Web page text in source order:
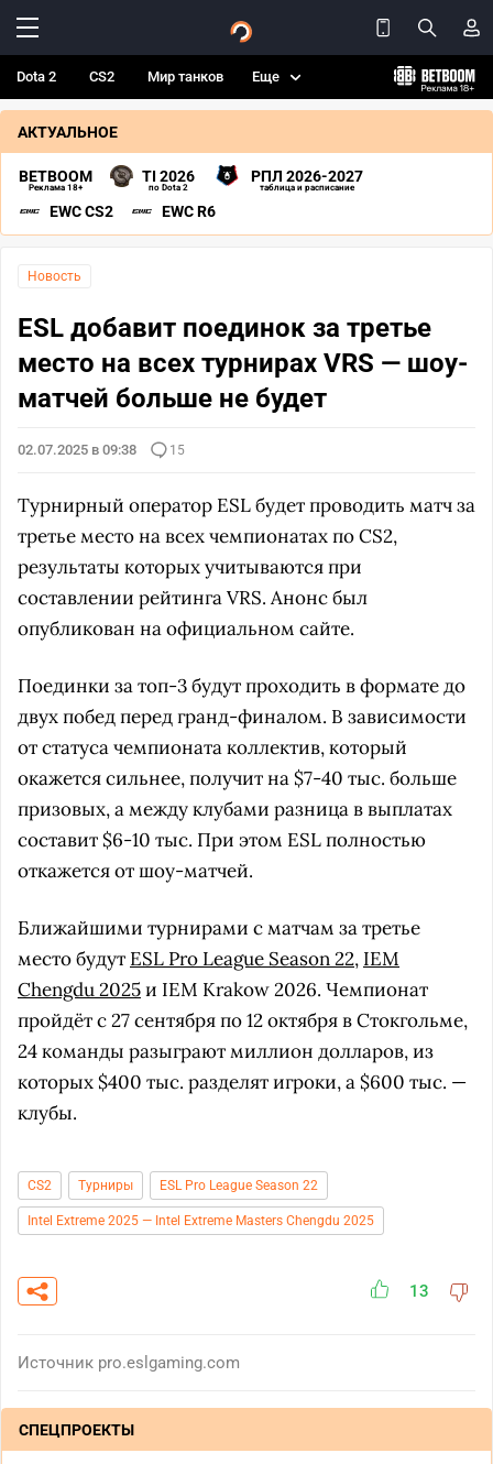
Dota 2 CS2 Мир танков Еще
АКТУАЛЬНОЕ
BETBOOM
Реклама 18+
TI 2026
по Dota 2
РПЛ 2026-2027
таблица и расписание
EWC CS2 EWC R6
Новость
ESL добавит поединок за третье
место на всех турнирах VRS — шоу-
матчей больше не будет
02.07.2025 в 09:38 15
Турнирный оператор ESL будет проводить матч за
третье место на всех чемпионатах по CS2,
результаты которых учитываются при
составлении рейтинга VRS. Анонс был
опубликован на официальном сайте.
Поединки за топ-3 будут проходить в формате до
двух побед перед гранд-финалом. В зависимости
от статуса чемпионата коллектив, который
окажется сильнее, получит на $7-40 тыс. больше
призовых, а между клубами разница в выплатах
составит $6-10 тыс. При этом ESL полностью
откажется от шоу-матчей.
Ближайшими турнирами с матчам за третье
место будут ESL Pro League Season 22, IEM
Chengdu 2025и IEM Krakow 2026. Чемпионат
пройдёт с 27 сентября по 12 октября в Стокгольме,
24 команды разыграют миллион долларов, из
которых $400 тыс. разделят игроки, а $600 тыс. —
клубы.
CS2 Турниры ESL Pro League Season 22
Intel Extreme 2025 — Intel Extreme Masters Chengdu 2025
13
Источник pro.eslgaming.com
СПЕЦПРОЕКТЫ